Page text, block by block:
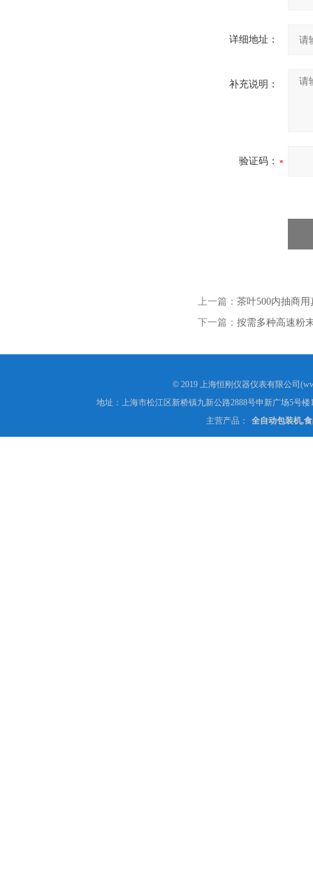
详细地址：
补充说明：
验证码：
上一篇： 茶叶500内抽商
下一篇： 按需多种高速粉
© 2019 上海恒刚仪器仪表有限公司
地址：上海市松江区新桥镇九新公路2888号申新广场5号楼
主营产品：
全自动包装机,